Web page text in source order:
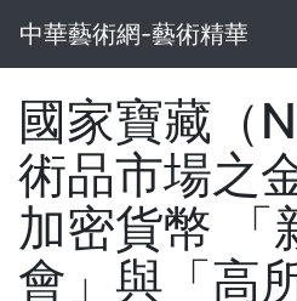
中華藝術網-藝術精華
國家寶藏（
術品市場之
加密貨幣 「
會」與「高